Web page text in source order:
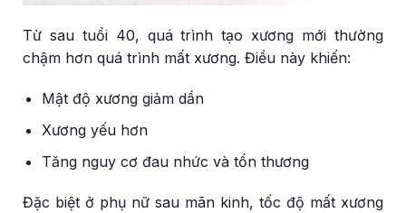
Từ sau tuổi 40, quá trình tạo xương mới thường
chậm hơn quá trình mất xương. Điều này khiến:
Mật độ xương giảm dần
Xương yếu hơn
Tăng nguy cơ đau nhức và tổn thương
Đặc biệt ở phụ nữ sau mãn kinh, tốc độ mất xương